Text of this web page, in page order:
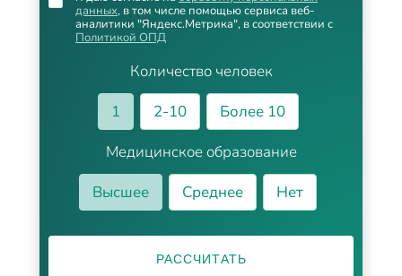
Количество человек
1
2-10
Более 10
Медицинское образование
Высшее
Среднее Нет
данных, в том числе помощью сервиса веб-
аналитики "Яндекс.Метрика", в соответствии с
Политикой ОПД
РАССЧИТАТЬ